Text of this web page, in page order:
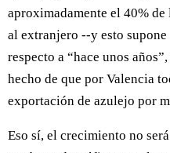
aproximadamente el 40%
al extranjero --y esto
respecto a “hace unos
hecho de que por Valencia
exportación de azulejo por
Eso sí, el crecimiento no